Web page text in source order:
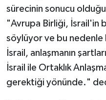
sürecinin sonucu
"Avrupa Birliği, İsrail'in
söylüyor ve bu
İsrail, anlaşmanın
İsrail ile Ortaklık
gerektiği yönünde."